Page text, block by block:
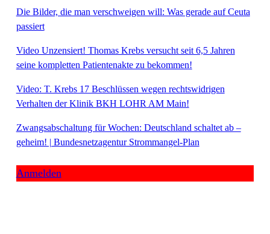
Die Bilder, die man verschweigen will: Was gerade auf Ceuta
passiert
Video Unzensiert! Thomas Krebs versucht seit 6,5 Jahren
seine kompletten Patientenakte zu bekommen!
Video: T. Krebs 17 Beschlüssen wegen rechtswidrigen
Verhalten der Klinik BKH LOHR AM Main!
Zwangsabschaltung für Wochen: Deutschland schaltet ab –
geheim! | Bundesnetzagentur Strommangel-Plan
Anmelden